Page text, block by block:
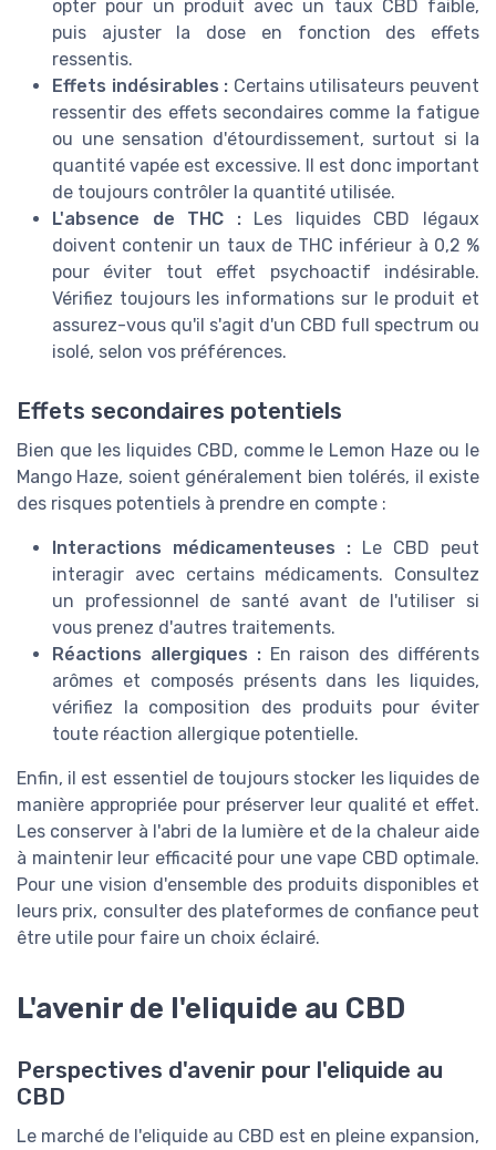
opter pour un produit avec un taux CBD faible,
puis ajuster la dose en fonction des effets
ressentis.
Effets indésirables : Certains utilisateurs peuvent
ressentir des effets secondaires comme la fatigue
ou une sensation d'étourdissement, surtout si la
quantité vapée est excessive. Il est donc important
de toujours contrôler la quantité utilisée.
L'absence de THC :Les liquides CBD légaux
doivent contenir un taux de THC inférieur à 0,2 %
pour éviter tout effet psychoactif indésirable.
Vérifiez toujours les informations sur le produit et
assurez-vous qu'il s'agit d'un CBD full spectrum ou
isolé, selon vos préférences.
Effets secondaires potentiels
Bien que les liquides CBD, comme le Lemon Haze ou le
Mango Haze, soient généralement bien tolérés, il existe
des risques potentiels à prendre en compte :
Interactions médicamenteuses : Le CBD peut
interagir avec certains médicaments. Consultez
un professionnel de santé avant de l'utiliser si
vous prenez d'autres traitements.
Réactions allergiques :En raison des différents
arômes et composés présents dans les liquides,
vérifiez la composition des produits pour éviter
toute réaction allergique potentielle.
Enfin, il est essentiel de toujours stocker les liquides de
manière appropriée pour préserver leur qualité et effet.
Les conserver à l'abri de la lumière et de la chaleur aide
à maintenir leur efficacité pour une vape CBD optimale.
Pour une vision d'ensemble des produits disponibles et
leurs prix, consulter des plateformes de confiance peut
être utile pour faire un choix éclairé.
L'avenir de l'eliquide au CBD
Perspectives d'avenir pour l'eliquide au
CBD
Le marché de l'eliquide au CBD est en pleine expansion,